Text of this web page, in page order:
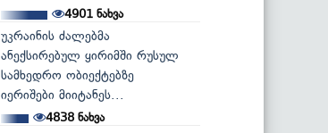
4901ნახვა
უკრაინის ძალებმა
ანექსირებულ ყირიმში რუსულ
სამხედრო ობიექტებზე
იერიშები მიიტანეს...
4838 ნახვა